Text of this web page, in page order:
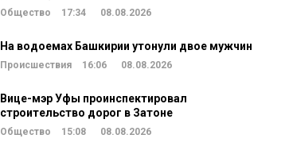
Общество 17:34 08.08.2026
На водоемах Башкирии утонули двое мужчин
Происшествия 16:06 08.08.2026
Вице-мэр Уфы проинспектировал
строительство дорог в Затоне
Общество 15:08 08.08.2026